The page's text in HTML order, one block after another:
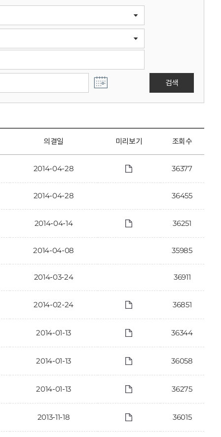
검색
의결일 미리보기 조회수
2014-04-28 36377
2014-04-28 36455
2014-04-14 36251
2014-04-08 35985
2014-03-24 36911
2014-02-24 36851
2014-01-13 36344
2014-01-13 36058
2014-01-13 36275
2013-11-18 36015